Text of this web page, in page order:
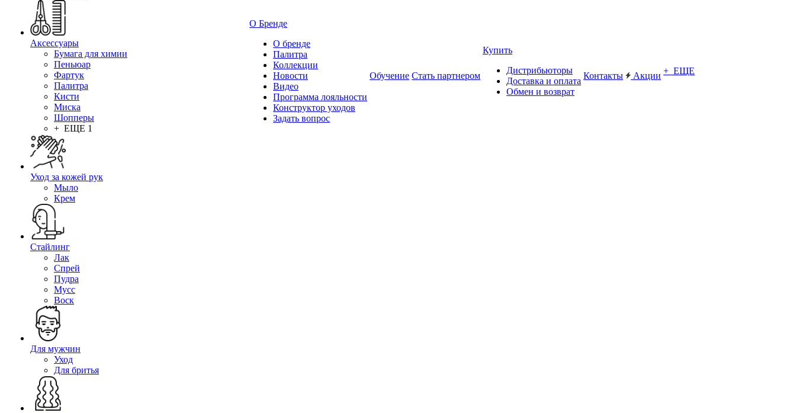
Аксессуары
Бумага для химии
Пеньюар
Фартук
Палитра
Кисти
Миска
Шопперы
+ ЕЩЕ 1
Уход за кожей рук
Мыло
Крем
Стайлинг
Лак
Спрей
Пудра
Мусс
Воск
Для мужчин
Уход
Для бритья
О Бренде
О бренде
Палитра
Коллекции
Новости
Видео
Программа лояльности
Конструктор уходов
Задать вопрос
Обучение Стать партнером
Купить
Дистрибьюторы
Доставка и оплата
Обмен и возврат
Контакты Акции + ЕЩЕ